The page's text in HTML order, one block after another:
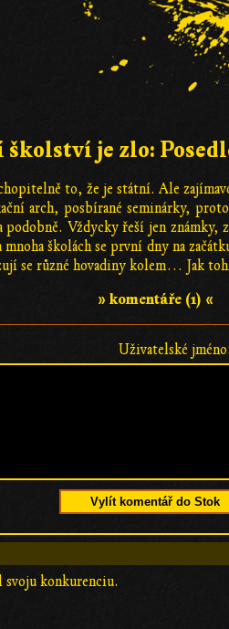
školství je zlo:
to, že je státní. Ale
arch, posbírané seminárky,
Vždycky řeší jen
školách se první dny na
se různé hovadiny kolem… Jak
» komentáře (1) «
Uživatelské jméno:
Vylít komentář do Stok
konkurenciu.